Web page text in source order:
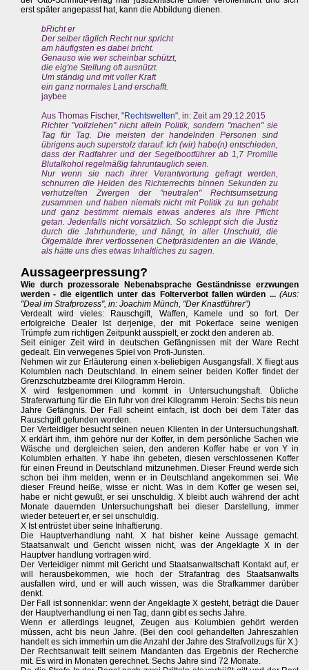
erst später angepasst hat, kann die Abbildung dienen.
bRicht er
Der selber täglich Recht nur spricht
am häufigsten es dabei bricht.
Genauso wie wer scheinbar schützt,
die eig'ne Stellung oft ausnützt.
Um ständig und mit voller Kraft
ein ganz normales Land erschafft.
jaybee
Aus Thomas Fischer, "Rechtswelten", in: Zeit am 29.12.2015
Richter "vollziehen" nicht allein Politik, sondern "machen" sie
Tag für Tag. Die meisten der handelnden Personen sind
übrigens auch superstolz darauf: Ich (wir) habe(n) entschieden,
dass der Radfahrer und der Segelbootführer ab 1,7 Promille
Blutalkohol regelmäßig fahruntauglich seien.
Nur wenn sie nach ihrer Verantwortung gefragt werden,
schnurren die Helden des Richterrechts binnen Sekunden zu
verhutzelten Zwergen der "neutralen" Rechtsumsetzung
zusammen und haben niemals nicht mit Politik zu tun gehabt
und ganz bestimmt niemals etwas anderes als ihre Pflicht
getan. Jedenfalls nicht vorsätzlich. So schleppt sich die Justiz
durch die Jahrhunderte, und hängt, in aller Unschuld, die
Ölgemälde Ihrer verflossenen Chefpräsidenten an die Wände,
als hätte uns dies etwas Inhaltliches zu sagen.
Aussageerpressung?
Wie durch prozessorale Nebenabsprache Geständnisse erzwungen
werden - die eigentlich unter das Folterverbot fallen würden ... (Aus:
"Deal im Strafprozess", in: Joachim Münch, "Der Knastführer")
Verdealt wird vieles: Rauschgift, Waffen, Kamele und so fort. Der
erfolgreiche Dealer Ist derjenige, der mit Pokerface seine wenigen
Trümpfe zum richtigen Zeitpunkt ausspielt, er zockt den anderen ab.
Seit einiger Zeit wird in deutschen Gefängnissen mit der Ware Recht
gedealt. Ein verwegenes Spiel von Profi-Juristen.
Nehmen wir zur Erläuterung einen x-beliebigen Ausgangsfall. X fliegt aus
Kolumblen nach Deutschland. In einem seiner beiden Koffer findet der
Grenzschutzbeamte drei Kilogramm Heroin.
X wird festgenommen und kommt in Untersuchungshaft. Übliche
Straferwartung für die Ein fuhr von drei Kilogramm Heroin: Sechs bis neun
Jahre Gefängnis. Der Fall scheint einfach, ist doch bei dem Täter das
Rauschgift gefunden worden.
Der Verteidiger besucht seinen neuen Klienten in der Untersuchungshaft.
X erklärt ihm, ihm gehöre nur der Koffer, in dem persönliche Sachen wie
Wäsche und dergleichen seien, den anderen Koffer habe er von Y in
Kolumblen erhalten. Y habe ihn gebeten, diesen verschlossenen Koffer
für einen Freund in Deutschland mitzunehmen. Dieser Freund werde sich
schon bei ihm melden, wenn er in Deutschland angekommen sei. Wie
dieser Freund heiße, wisse er nicht. Was in dem Koffer ge wesen sei,
habe er nicht gewußt, er sei unschuldig. X bleibt auch während der acht
Monate dauernden Untersuchungshaft bei dieser Darstellung, immer
wieder beteuert er, er sei unschuldig.
X Ist entrüstet über seine Inhaftierung.
Die Hauptverhandlung naht. X hat bisher keine Aussage gemacht.
Staatsanwalt und Gericht wissen nicht, was der Angeklagte X in der
Hauptver handlung vortragen wird.
Der Verteidiger nimmt mit Gericht und Staatsanwaltschaft Kontakt auf, er
will herausbekommen, wie hoch der Strafantrag des Staatsanwalts
ausfallen wird, und er will auch wissen, was die Strafkammer darüber
denkt.
Der Fall ist sonnenklar: wenn der Angeklagte X gesteht, beträgt die Dauer
der Hauptverhandlung ei nen Tag, dann gibt es sechs Jahre.
Wenn er allerdings leugnet, Zeugen aus Kolumbien gehört werden
müssen, acht bis neun Jahre. (Bei den cool gehandelten Jahreszahlen
handelt es sich immerhin um die Anzahl der Jahre des Strafvollzugs für X.)
Der Rechtsanwalt teilt seinem Mandanten das Ergebnis der Recherche
mit. Es wird in Monaten gerechnet. Sechs Jahre sind 72 Monate.